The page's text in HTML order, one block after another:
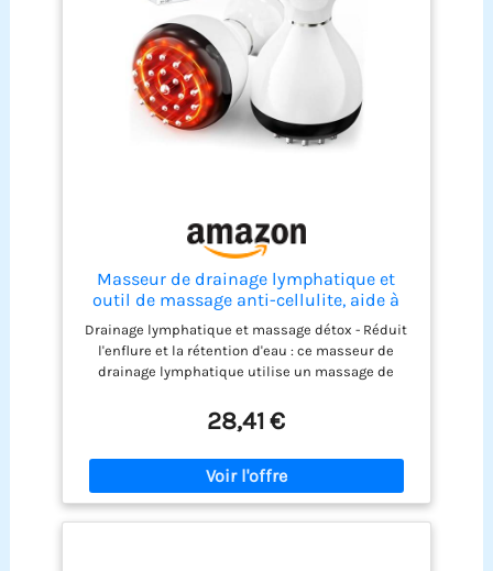
Masseur de drainage lymphatique et
outil de massage anti-cellulite, aide à
réduire les vergetures et la cellulite pour
les jambes, les bras et l'abdomen,
machine à façonner le corps avec micro-
courant
Drainage lymphatique et massage détox - Réduit
l'enflure et la rétention d'eau : ce masseur de
drainage lymphatique utilise un massage de
apaisantes bioélectriques pour augmenter
profondément le flux lymphatique et réduire les
gonflements, la rétention d'eau et les
ballonnements. Le processus de détoxification
amélioré favorise une meilleure circulation
sanguine, laissant votre corps plus léger, façonné
28,41 €